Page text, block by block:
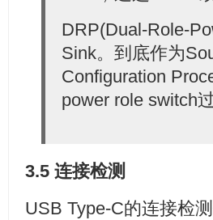
DRP(Dual-Role-
Sink。到底作为
Configuration
power role switch
3.5 连接检测
USB Type-C的连接检